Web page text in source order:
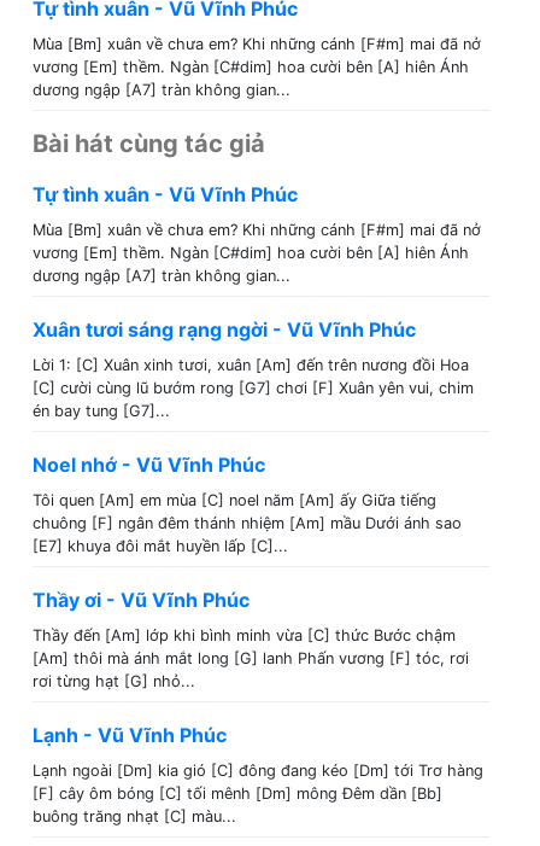
Tự tình xuân - Vũ Vĩnh Phúc
Mùa [Bm] xuân về chưa em? Khi những cánh [F#m] mai đã nở
vương [Em] thềm. Ngàn [C#dim] hoa cười bên [A] hiên Ánh
dương ngập [A7] tràn không gian...
Bài hát cùng tác giả
Tự tình xuân - Vũ Vĩnh Phúc
Mùa [Bm] xuân về chưa em? Khi những cánh [F#m] mai đã nở
vương [Em] thềm. Ngàn [C#dim] hoa cười bên [A] hiên Ánh
dương ngập [A7] tràn không gian...
Xuân tươi sáng rạng ngời - Vũ Vĩnh Phúc
Lời 1: [C] Xuân xinh tươi, xuân [Am] đến trên nương đồi Hoa
[C] cười cùng lũ bướm rong [G7] chơi [F] Xuân yên vui, chim
én bay tung [G7]...
Noel nhớ - Vũ Vĩnh Phúc
Tôi quen [Am] em mùa [C] noel năm [Am] ấy Giữa tiếng
chuông [F] ngân đêm thánh nhiệm [Am] mầu Dưới ánh sao
[E7] khuya đôi mắt huyền lấp [C]...
Thầy ơi - Vũ Vĩnh Phúc
Thầy đến [Am] lớp khi bình minh vừa [C] thức Bước chậm
[Am] thôi mà ánh mắt long [G] lanh Phấn vương [F] tóc, rơi
rơi từng hạt [G] nhỏ...
Lạnh - Vũ Vĩnh Phúc
Lạnh ngoài [Dm] kia gió [C] đông đang kéo [Dm] tới Trơ hàng
[F] cây ôm bóng [C] tối mênh [Dm] mông Đêm dần [Bb]
buông trăng nhạt [C] màu...